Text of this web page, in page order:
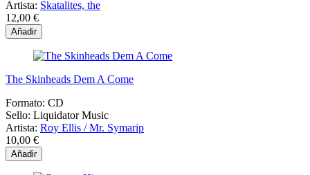
Artista: Skatalites, the
12,00 €
Añadir
The Skinheads Dem A Come
Formato: CD
Sello: Liquidator Music
Artista: Roy Ellis / Mr. Symarip
10,00 €
Añadir